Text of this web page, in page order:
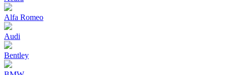
Alfa Romeo
Audi
Bentley